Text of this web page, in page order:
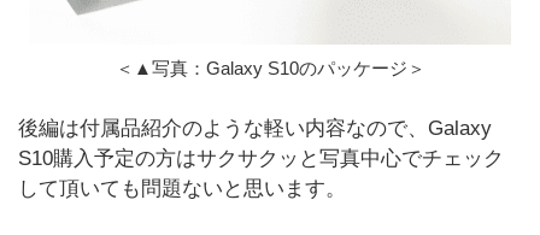
＜▲写真：Galaxy S10のパッケージ＞
後編は付属品紹介のような軽い内容なので、Galaxy
S10購入予定の方はサクサクッと写真中心でチェック
して頂いても問題ないと思います。